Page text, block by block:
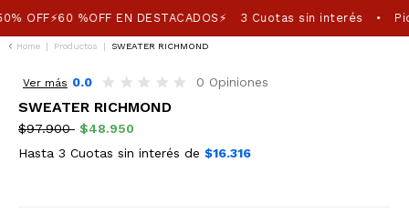
OFF⚡60 %OFF EN DESTACADOS⚡ 3 Cuotas sin interés •
Home | Productos | SWEATER RICHMOND
Ver más 0.0 0 Opiniones
SWEATER RICHMOND
$97.900 $48.950
Hasta 3 Cuotas sin interés de $16.316